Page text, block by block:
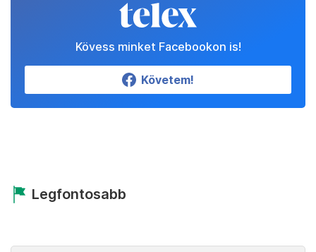
Kövess minket Facebookon is!
Követem!
Legfontosabb